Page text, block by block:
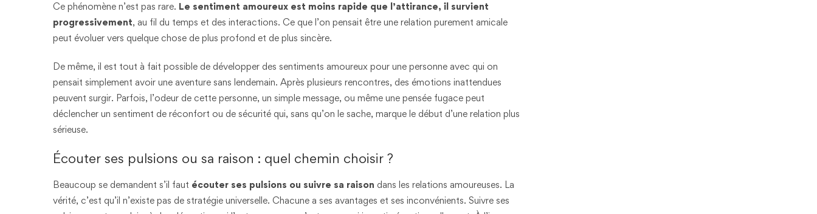
Ce phénomène n’est pas rare. Le sentiment amoureux est moins rapide que l’attirance, il survient
progressivement, au fil du temps et des interactions. Ce que l’on pensait être une relation purement amicale
peut évoluer vers quelque chose de plus profond et de plus sincère.
De même, il est tout à fait possible de développer des sentiments amoureux pour une personne avec qui on
pensait simplement avoir une aventure sans lendemain. Après plusieurs rencontres, des émotions inattendues
peuvent surgir. Parfois, l’odeur de cette personne, un simple message, ou même une pensée fugace peut
déclencher un sentiment de réconfort ou de sécurité qui, sans qu’on le sache, marque le début d’une relation plus
sérieuse.
Écouter ses pulsions ou sa raison : quel chemin choisir ?
Beaucoup se demandent s’il faut écouter ses pulsions ou suivre sa raison dans les relations amoureuses. La
vérité, c’est qu’il n’existe pas de stratégie universelle. Chacune a ses avantages et ses inconvénients. Suivre ses